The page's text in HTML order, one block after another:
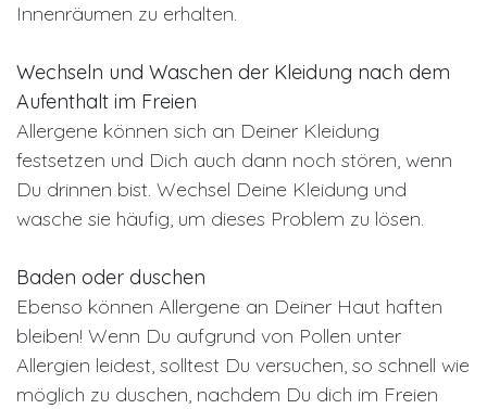
Innenräumen zu erhalten.
Wechseln und Waschen der Kleidung nach dem
Aufenthalt im Freien
Allergene können sich an Deiner Kleidung
festsetzen und Dich auch dann noch stören, wenn
Du drinnen bist. Wechsel Deine Kleidung und
wasche sie häufig, um dieses Problem zu lösen.
Baden oder duschen
Ebenso können Allergene an Deiner Haut haften
bleiben! Wenn Du aufgrund von Pollen unter
Allergien leidest, solltest Du versuchen, so schnell wie
möglich zu duschen, nachdem Du dich im Freien